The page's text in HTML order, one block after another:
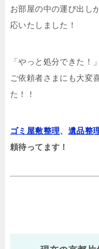
お部屋の中の運び出し
応いたしました！
「やっと処分できた！
ご依頼者さまにも大変
た！！
ゴミ屋敷整理、 遺品整
頼待ってます！